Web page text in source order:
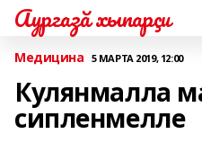
Аургазă хыпарçи
Медицина 5 МАРТА 2019, 12:00
Кулянмалла
сипленмелле